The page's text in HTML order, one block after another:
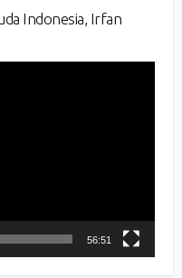
Indonesia, Irfan
56:51